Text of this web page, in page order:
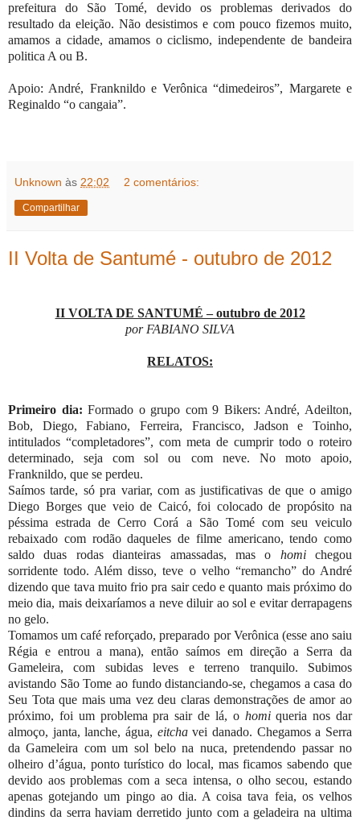
prefeitura do São Tomé, devido os problemas derivados do
resultado da eleição. Não desistimos e com pouco fizemos muito,
amamos a cidade, amamos o ciclismo, independente de bandeira
politica A ou B.
Apoio: André, Franknildo e Verônica “dimedeiros”, Margarete e
Reginaldo “o cangaia”.
Unknown às 22:02 2 comentários:
Compartilhar
II Volta de Santumé - outubro de 2012
II VOLTA DE SANTUMÉ – outubro de 2012
por FABIANO SILVA
RELATOS:
Primeiro dia: Formado o grupo com 9 Bikers: André, Adeilton,
Bob, Diego, Fabiano, Ferreira, Francisco, Jadson e Toinho,
intitulados “completadores”, com meta de cumprir todo o roteiro
determinado, seja com sol ou com neve. No moto apoio,
Franknildo, que se perdeu.
Saímos tarde, só pra variar, com as justificativas de que o amigo
Diego Borges que veio de Caicó, foi colocado de propósito na
péssima estrada de Cerro Corá a São Tomé com seu veiculo
rebaixado com rodão daqueles de filme americano, tendo como
saldo duas rodas dianteiras amassadas, mas o homichegou
sorridente todo. Além disso, teve o velho “remancho” do André
dizendo que tava muito frio pra sair cedo e quanto mais próximo do
meio dia, mais deixaríamos a neve diluir ao sol e evitar derrapagens
no gelo.
Tomamos um café reforçado, preparado por Verônica (esse ano saiu
Régia e entrou a mana), então saímos em direção a Serra da
Gameleira, com subidas leves e terreno tranquilo. Subimos
avistando São Tome ao fundo distanciando-se, chegamos a casa do
Seu Tota que mais uma vez deu claras demonstrações de amor ao
próximo, foi um problema pra sair de lá, o homiqueria nos dar
almoço, janta, lanche, água, eitchavei danado. Chegamos a Serra
da Gameleira com um sol belo na nuca, pretendendo passar no
olheiro d’água, ponto turístico do local, mas ficamos sabendo que
devido aos problemas com a seca intensa, o olho secou, estando
apenas gotejando um pingo ao dia. A coisa tava feia, os velhos
dindins da serra haviam derretido junto com a geladeira na ultima